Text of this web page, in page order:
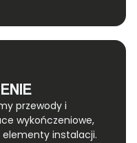
przewody i
wykończeniowe,
elementy instalacji.